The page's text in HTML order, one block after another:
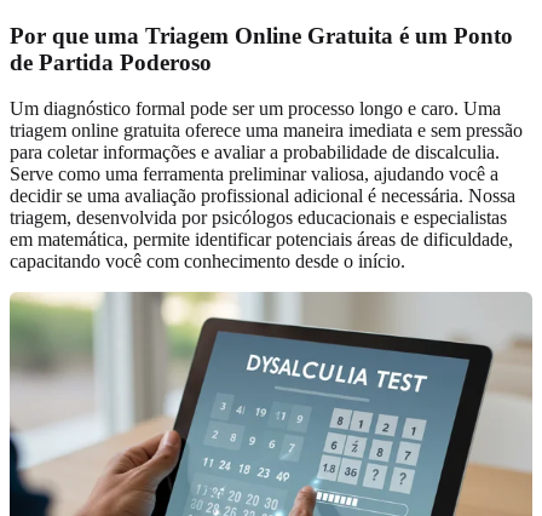
Por que uma Triagem Online Gratuita é um Ponto
de Partida Poderoso
Um diagnóstico formal pode ser um processo longo e caro. Uma
triagem online gratuita oferece uma maneira imediata e sem pressão
para coletar informações e avaliar a probabilidade de discalculia.
Serve como uma ferramenta preliminar valiosa, ajudando você a
decidir se uma avaliação profissional adicional é necessária. Nossa
triagem, desenvolvida por psicólogos educacionais e especialistas
em matemática, permite identificar potenciais áreas de dificuldade,
capacitando você com conhecimento desde o início.